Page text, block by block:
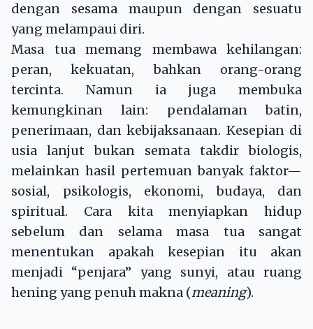
dengan sesama maupun dengan sesuatu
yang melampaui diri.
Masa tua memang membawa kehilangan:
peran, kekuatan, bahkan orang-orang
tercinta. Namun ia juga membuka
kemungkinan lain: pendalaman batin,
penerimaan, dan kebijaksanaan. Kesepian di
usia lanjut bukan semata takdir biologis,
melainkan hasil pertemuan banyak faktor—
sosial, psikologis, ekonomi, budaya, dan
spiritual. Cara kita menyiapkan hidup
sebelum dan selama masa tua sangat
menentukan apakah kesepian itu akan
menjadi “penjara” yang sunyi, atau ruang
hening yang penuh makna (meaning).